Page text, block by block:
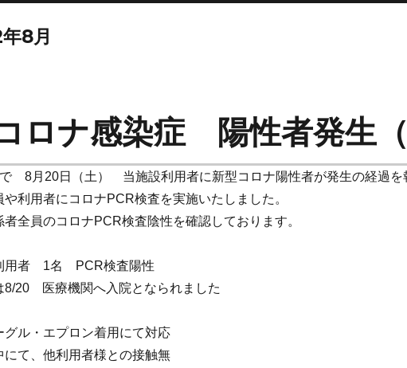
8月
ロナ感染症 陽性者発生（
8月20日（土） 当施設利用者に新型コロナ陽性者が発生の経過を
や利用者にコロナPCR検査を実施いたしました。
全員のコロナPCR検査陰性を確認しております。
用者 1名 PCR検査陽性
8/20 医療機関へ入院となられました
グル・エプロン着用にて対応
にて、他利用者様との接触無